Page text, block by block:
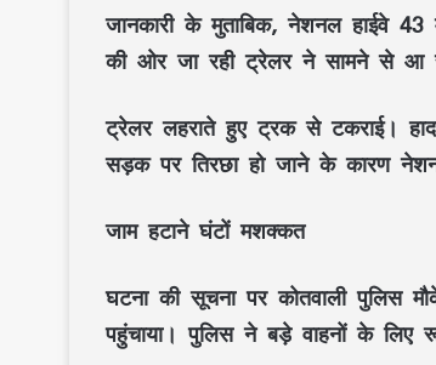
जानकारी के मुताबिक, नेशनल हाईवे
की ओर जा रही ट्रेलर ने सामने से आ
ट्रेलर लहराते हुए ट्रक से टकराई।
सड़क पर तिरछा हो जाने के कारण
जाम हटाने घंटों मशक्कत
घटना की सूचना पर कोतवाली पुलिस
पहुंचाया। पुलिस ने बड़े वाहनों के लिए